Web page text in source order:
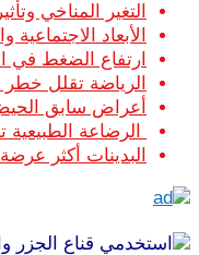
التغير المناخي
الأبعاد
ارتفاع الضغط
الرياضة تقلل
أعراض سابق
الرضاعة
البدينات أكثر